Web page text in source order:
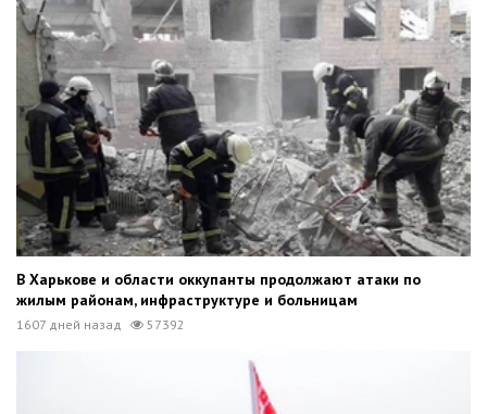
В Харькове и области оккупанты продолжают атаки по
жилым районам, инфраструктуре и больницам
1607 дней назад 57392